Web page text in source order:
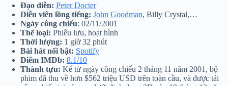
Đạo diễn: Peter Docter
Diễn viên lồng tiếng: John Goodman, Billy Crystal,…
Ngày công chiếu: 02/11/2001
Thể loại: Phiêu lưu, hoạt hình
Thời lượng: 1 giờ 32 phút
Bài hát nổi bật: Spotify
Điểm IMDb: 8.1/10
Thành tựu: Kể từ ngày công chiếu 2 tháng 11 năm 2001, bộ
phim đã thu về hơn $562 triệu USD trên toàn cầu, và được tái